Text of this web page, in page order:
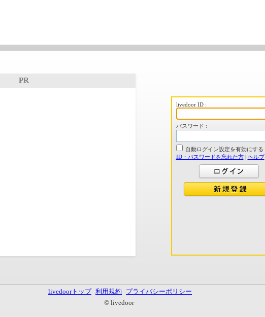
PR
livedoor ID :
パスワード :
自動ログイン設定を有効にする
ID・パスワードを忘れた方| ヘルプ
livedoorトップ 利用規約
プライバシーポリシー
© livedoor